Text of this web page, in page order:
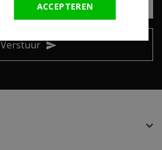
Verstuur
ACCEPTEREN